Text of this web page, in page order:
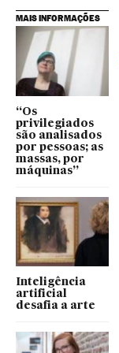
MAIS INFORMAÇÕES
“Os
privilegiados
são analisados
por pessoas; as
massas, por
máquinas”
Inteligência
artificial
desafia a arte